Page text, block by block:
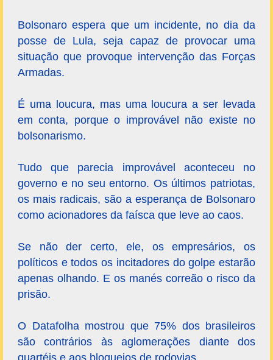
Bolsonaro espera que um incidente, no dia da
posse de Lula, seja capaz de provocar uma
situação que provoque intervenção das Forças
Armadas.
É uma loucura, mas uma loucura a ser levada
em conta, porque o improvável não existe no
bolsonarismo.
Tudo que parecia improvável aconteceu no
governo e no seu entorno. Os últimos patriotas,
os mais radicais, são a esperança de Bolsonaro
como acionadores da faísca que leve ao caos.
Se não der certo, ele, os empresários, os
políticos e todos os incitadores do golpe estarão
apenas olhando. E os manés correão o risco da
prisão.
O Datafolha mostrou que 75% dos brasileiros
são contrários às aglomerações diante dos
quartéis e aos bloqueios de rodovias.